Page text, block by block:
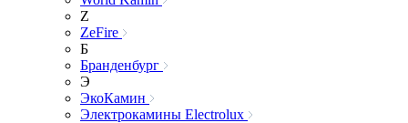
Z
ZeFire
Б
Бранденбург
Э
ЭкоКамин
Электрокамины Electrolux